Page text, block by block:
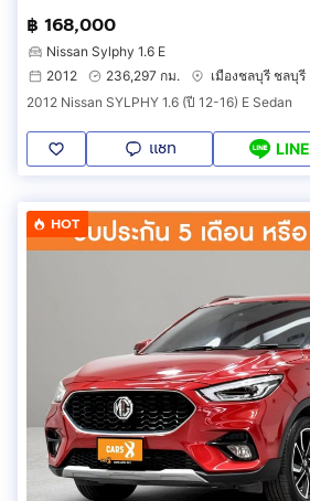
฿ 168,000
Nissan Sylphy 1.6 E
2012
236,297 กม.
เมืองชลบุรี ชลบุรี
2012 Nissan SYLPHY 1.6 (ปี 12-16) E Sedan
แชท LINE
HOT